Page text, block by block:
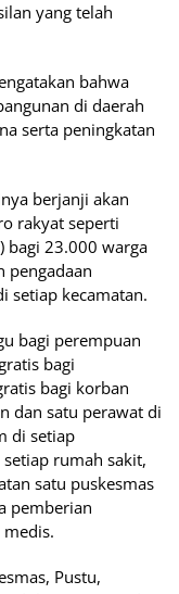
yang telah
bahwa
di daerah
serta peningkatan
berjanji akan
rakyat seperti
bagi 23.000 warga
pengadaan
setiap kecamatan.
bagi perempuan
bagi
bagi korban
dan satu perawat di
di setiap
rumah sakit,
satu puskesmas
pemberian
Pustu,